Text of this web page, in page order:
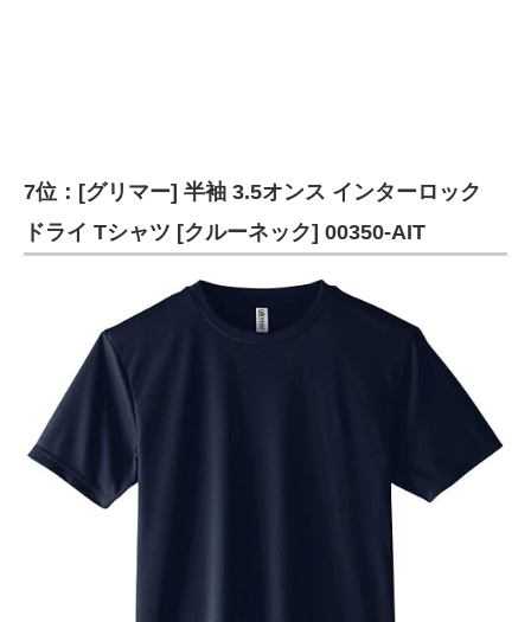
7位：[グリマー] 半袖 3.5オンス インターロック
ドライ Tシャツ [クルーネック] 00350-AIT